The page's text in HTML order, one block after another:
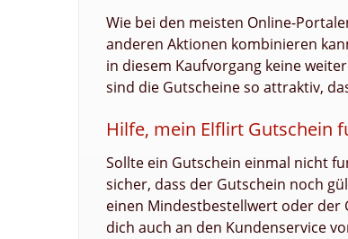
Wie bei den meisten Online-
anderen Aktionen kombinieren
in diesem Kaufvorgang keine
sind die Gutscheine so attraktiv,
Hilfe, mein Elflirt Gutschein
Sollte ein Gutschein einmal nicht
sicher, dass der Gutschein noch
einen Mindestbestellwert oder der
dich auch an den Kundenservice